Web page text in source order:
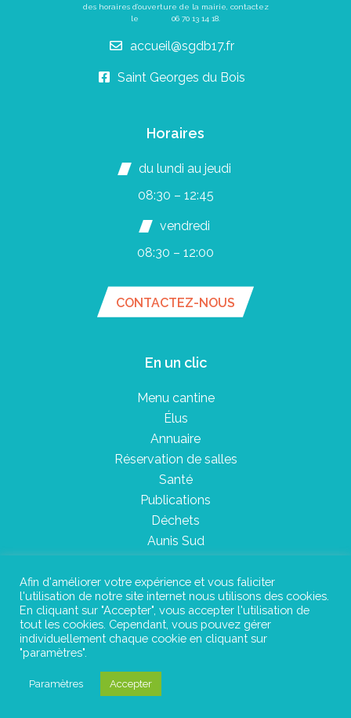
des horaires d’ouverture de la mairie, contactez
le 06 70 13 14 18
accueil@sgdb17.fr
Saint Georges du Bois
Horaires
du lundi au jeudi
08:30 – 12:45
vendredi
08:30 – 12:00
CONTACTEZ-NOUS
En un clic
Menu cantine
Élus
Annuaire
Réservation de salles
Santé
Publications
Déchets
Aunis Sud
Plan du site
Mentions légales
©Instant Urbain
Afin d'améliorer votre expérience et vous faliciter
l'utilisation de notre site internet nous utilisons des cookies.
En cliquant sur "Accepter", vous accepter l'utilisation de
tout les cookies. Cependant, vous pouvez gérer
individuellement chaque cookie en cliquant sur
"paramètres".
Paramètres Accepter